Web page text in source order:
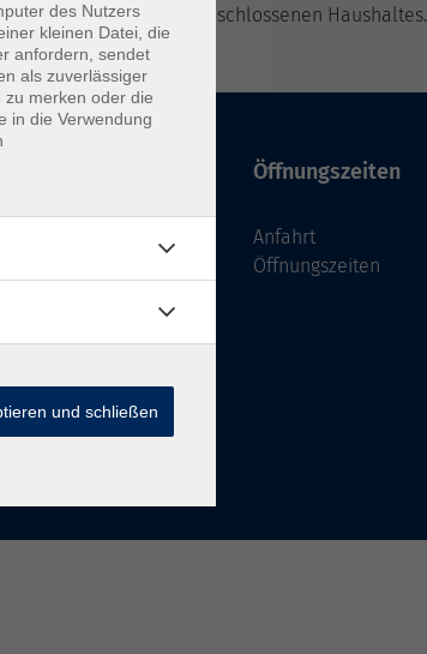
Landtags beschlossenen Haushaltes.
Öffnungszeiten
Anfahrt
Öffnungszeiten
des Nutzers
kleinen Datei, die
anfordern, sendet
als zuverlässiger
merken oder die
in die Verwendung
und schließen